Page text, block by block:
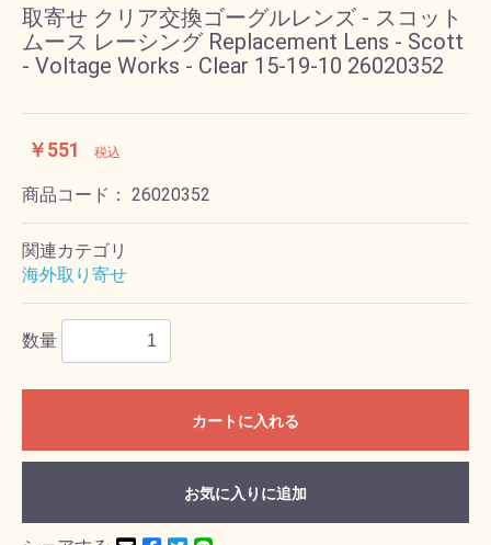
取寄せ クリア交換ゴーグルレンズ - スコット
ムース レーシング Replacement Lens - Scott
- Voltage Works - Clear 15-19-10 26020352
￥551 税込
商品コード： 26020352
関連カテゴリ
海外取り寄せ
数量
カートに入れる
お気に入りに追加